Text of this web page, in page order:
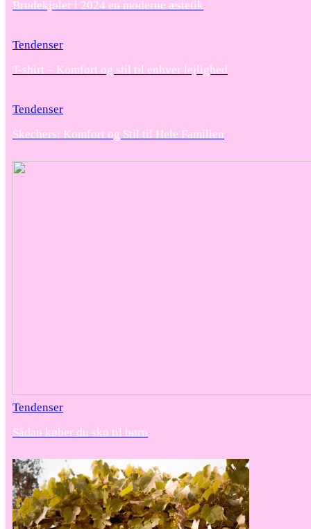
Brudekjoler i 2024 en moderne æstetik
Tendenser
T-shirt – Komfort og stil til enhver lejlighed
Tendenser
Skechers: Komfort og Stil til Hele Familien
Tendenser
Sådan køber du sko til børn